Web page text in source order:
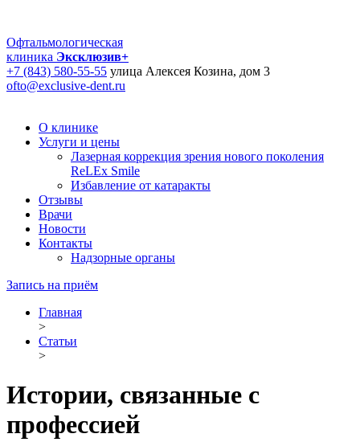
Офтальмологическая
клиника Эксклюзив+
+7 (843) 580-55-55 улица Алексея Козина, дом 3
ofto@exclusive-dent.ru
О клинике
Услуги и цены
Лазерная коррекция зрения нового поколения
ReLEx Smile
Избавление от катаракты
Отзывы
Врачи
Новости
Контакты
Надзорные органы
Запись на приём
Главная
>
Статьи
>
Истории, связанные с
профессией